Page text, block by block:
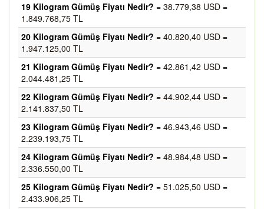
19 Kilogram Gümüş Fiyatı Nedir? = 38.779,38 USD =
1.849.768,75 TL
20 Kilogram Gümüş Fiyatı Nedir? = 40.820,40 USD =
1.947.125,00 TL
21 Kilogram Gümüş Fiyatı Nedir? = 42.861,42 USD =
2.044.481,25 TL
22 Kilogram Gümüş Fiyatı Nedir? = 44.902,44 USD =
2.141.837,50 TL
23 Kilogram Gümüş Fiyatı Nedir? = 46.943,46 USD =
2.239.193,75 TL
24 Kilogram Gümüş Fiyatı Nedir? = 48.984,48 USD =
2.336.550,00 TL
25 Kilogram Gümüş Fiyatı Nedir? = 51.025,50 USD =
2.433.906,25 TL